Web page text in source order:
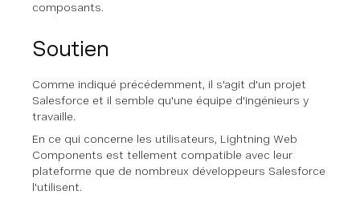
composants.
Soutien
Comme indiqué précédemment, il s'agit d'un projet
Salesforce et il semble qu'une équipe d'ingénieurs y
travaille.
En ce qui concerne les utilisateurs, Lightning Web
Components est tellement compatible avec leur
plateforme que de nombreux développeurs Salesforce
l'utilisent.